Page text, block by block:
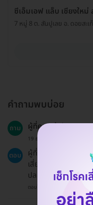
ซีเอ็มเอฟ แล็บ เชียงใหม่
7 หมู่ 8 ต. สันปูเลย อ. ดอยสะ
คำถามพบบ่อย
ถาม ผู้ที่ควรเข้ารับการต
19 ธ.ค. 2024
ตอบ
ผู้ที่มีอาการผิดปกติ
เสี่ยง เช่น เปลี่ยนคู่น
ปลอดภัย.
ตอบโดยทีมงาน HD